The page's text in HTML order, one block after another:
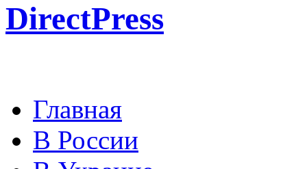
DirectPress
Главная
В России